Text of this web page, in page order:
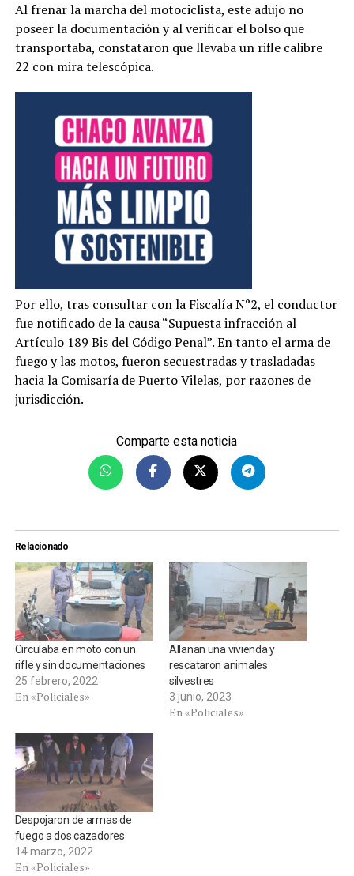
Al frenar la marcha del motociclista, este adujo no
poseer la documentación y al verificar el bolso que
transportaba, constataron que llevaba un rifle calibre
22 con mira telescópica.
Por ello, tras consultar con la Fiscalía N°2, el conductor
fue notificado de la causa “Supuesta infracción al
Artículo 189 Bis del Código Penal”. En tanto el arma de
fuego y las motos, fueron secuestradas y trasladadas
hacia la Comisaría de Puerto Vilelas, por razones de
jurisdicción.
Comparte esta noticia
Relacionado
Circulaba en moto con un
rifle y sin documentaciones
25 febrero, 2022
En «Policiales»
Allanan una vivienda y
rescataron animales
silvestres
3 junio, 2023
En «Policiales»
Despojaron de armas de
fuego a dos cazadores
14 marzo, 2022
En «Policiales»